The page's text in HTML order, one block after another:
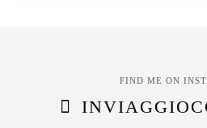
FIND ME ON